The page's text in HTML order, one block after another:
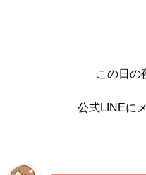
この日の
公式LINEに